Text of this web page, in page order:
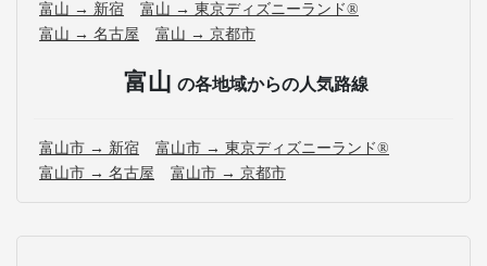
富山 → 新宿
富山 → 東京ディズニーランド®
富山 → 名古屋
富山 → 京都市
富山 の各地域からの人気路線
富山市 → 新宿
富山市 → 東京ディズニーランド®
富山市 → 名古屋
富山市 → 京都市